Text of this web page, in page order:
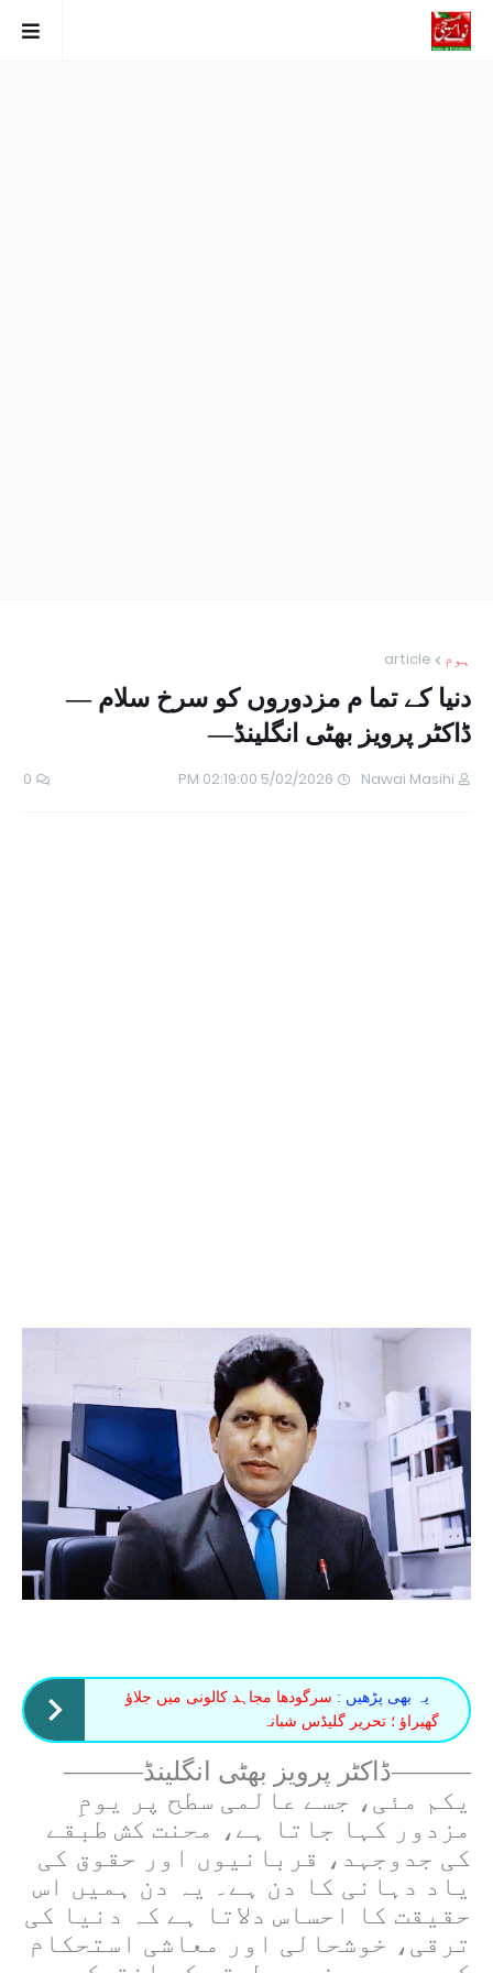
ہوم article
دنیا کے تما م مزدوروں کو سرخ سلام —
ڈاکٹر پرویز بھٹی انگلینڈ—
Nawai Masihi
5/02/2026 02:19:00 PM
0
یہ بھی پڑھیں : سرگودھا مجاہد کالونی میں جلاؤ
گھیراؤ ؛ تحریر گلیڈس شبانہ
———ڈاکٹر پرویز بھٹی انگلینڈ———
یکم مئی، جسے عالمی سطح پر یومِ
مزدور کہا جاتا ہے، محنت کش طبقے
کی جدوجہد، قربانیوں اور حقوق کی
یاد دہانی کا دن ہے۔ یہ دن ہمیں اس
حقیقت کا احساس دلاتا ہے کہ دنیا کی
ترقی، خوشحالی اور معاشی استحکام